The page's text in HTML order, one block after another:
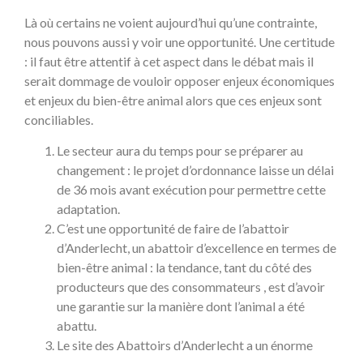
Là où certains ne voient aujourd’hui qu’une contrainte,
nous pouvons aussi y voir une opportunité. Une certitude
: il faut être attentif à cet aspect dans le débat mais il
serait dommage de vouloir opposer enjeux économiques
et enjeux du bien-être animal alors que ces enjeux sont
conciliables.
Le secteur aura du temps pour se préparer au
changement : le projet d’ordonnance laisse un délai
de 36 mois avant exécution pour permettre cette
adaptation.
C’est une opportunité de faire de l’abattoir
d’Anderlecht, un abattoir d’excellence en termes de
bien-être animal : la tendance, tant du côté des
producteurs que des consommateurs , est d’avoir
une garantie sur la manière dont l’animal a été
abattu.
Le site des Abattoirs d’Anderlecht a un énorme